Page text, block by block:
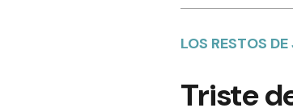
LOS RESTOS
Triste